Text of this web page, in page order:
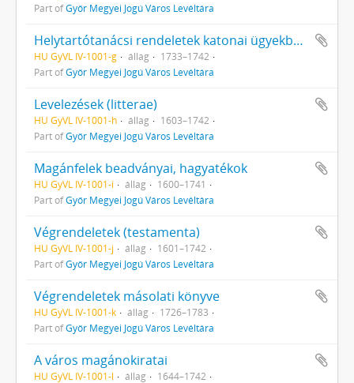
Part ofGyőr Megyei Jogú Város Levéltára
Helytartótanácsi rendeletek katonai ügyekben (intimata Consiliae Regiae Locumtenentialiae Hungariae in militaribus)
HU GyVL IV-1001-g állag
1733–1742
Part ofGyőr Megyei Jogú Város Levéltára
Levelezések (litterae)
HU GyVL IV-1001-h állag
1603–1742
Part ofGyőr Megyei Jogú Város Levéltára
Magánfelek beadványai, hagyatékok
HU GyVL IV-1001-i állag
1600–1741
Part ofGyőr Megyei Jogú Város Levéltára
Végrendeletek (testamenta)
HU GyVL IV-1001-j állag
1601–1742
Part ofGyőr Megyei Jogú Város Levéltára
Végrendeletek másolati könyve
HU GyVL IV-1001-k állag
1726–1783
Part ofGyőr Megyei Jogú Város Levéltára
A város magánokiratai
HU GyVL IV-1001-l állag
1644–1742